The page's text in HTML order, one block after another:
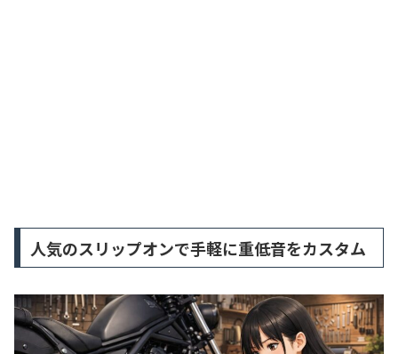
人気のスリップオンで手軽に重低音をカスタム